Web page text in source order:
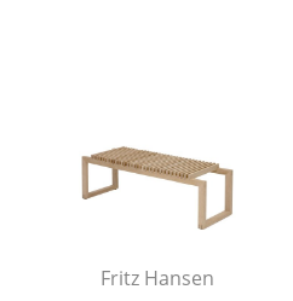
Fritz Hansen